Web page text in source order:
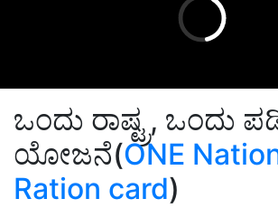
ಒಂದು ರಾಷ್ಟ್ರ, ಒಂದು
ಯೋಜನೆ(ONE
Ration card)